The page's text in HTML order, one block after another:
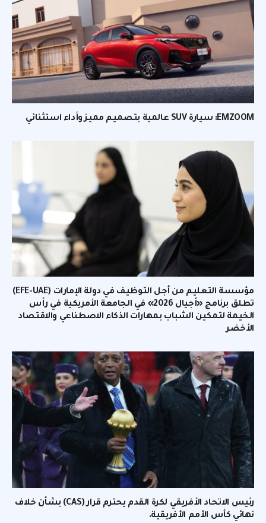
EMZOOM: سيارة SUV عالمية بتصميم مميز وأداء استثنائي
مؤسسة التعليم من أجل التوظيف في دولة الإمارات (EFE-UAE)
تطلق برنامج «أجيال 2026» في الجامعة الأمريكية في رأس
الخيمة لتمكين الشباب بمهارات الذكاء الاصطناعي والاقتصاد
الأخضر
رئيس الاتحاد الأفريقي لكرة القدم يحترم قرار (CAS) بشأن خلاف
نهائي كأس الأمم الأفريقية.